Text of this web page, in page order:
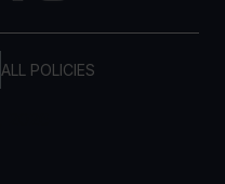
ALL POLICIES